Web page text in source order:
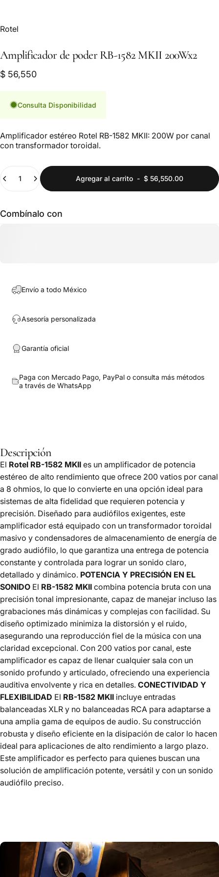
Marca:
Rotel
Amplificadorde poder RB-1582 MKII 200Wx2
$ 56,550
Consulta Disponibilidad
Amplificador estéreo Rotel RB-1582 MKII: 200W por canal
con transformador toroidal.
Cantidad
Agregar al carrito - $ 56,550.00
Combínalo con
Envío a todo México
Asesoría personalizada
Garantía oficial
Paga con Mercado Pago, PayPal o consulta más métodos
a través de WhatsApp
Descripción
El Rotel RB-1582 MKII es un amplificador de potencia
estéreo de alto rendimiento que ofrece 200 vatios por canal
a 8 ohmios, lo que lo convierte en una opción ideal para
sistemas de alta fidelidad que requieren potencia y
precisión. Diseñado para audiófilos exigentes, este
amplificador está equipado con un transformador toroidal
masivo y condensadores de almacenamiento de energía de
grado audiófilo, lo que garantiza una entrega de potencia
constante y controlada para lograr un sonido claro,
detallado y dinámico. POTENCIA Y PRECISIÓN EN EL
SONIDO El RB-1582 MKII combina potencia bruta con una
precisión tonal impresionante, capaz de manejar incluso las
grabaciones más dinámicas y complejas con facilidad. Su
diseño optimizado minimiza la distorsión y el ruido,
asegurando una reproducción fiel de la música con una
claridad excepcional. Con 200 vatios por canal, este
amplificador es capaz de llenar cualquier sala con un
sonido profundo y articulado, ofreciendo una experiencia
auditiva envolvente y rica en detalles. CONECTIVIDAD Y
FLEXIBILIDAD El RB-1582 MKII incluye entradas
balanceadas XLR y no balanceadas RCA para adaptarse a
una amplia gama de equipos de audio. Su construcción
robusta y diseño eficiente en la disipación de calor lo hacen
ideal para aplicaciones de alto rendimiento a largo plazo.
Este amplificador es perfecto para quienes buscan una
solución de amplificación potente, versátil y con un sonido
audiófilo preciso.